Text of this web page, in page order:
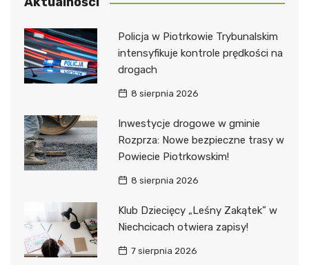
Policja w Piotrkowie Trybunalskim
intensyfikuje kontrole prędkości na
drogach
8 sierpnia 2026
Inwestycje drogowe w gminie
Rozprza: Nowe bezpieczne trasy w
Powiecie Piotrkowskim!
8 sierpnia 2026
Klub Dziecięcy „Leśny Zakątek” w
Niechcicach otwiera zapisy!
7 sierpnia 2026